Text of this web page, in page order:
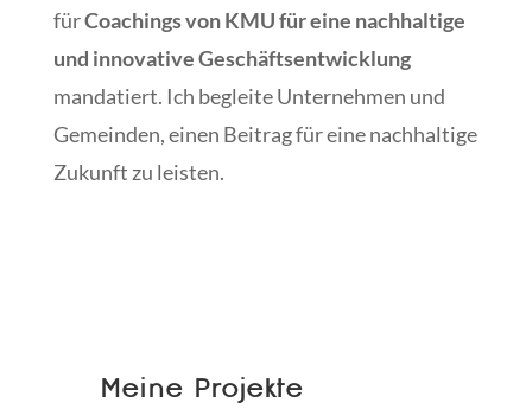
fürCoachings von KMU für eine nachhaltige
und innovative Geschäftsentwicklung
mandatiert. Ich begleite Unternehmen und
Gemeinden, einen Beitrag für eine nachhaltige
Zukunft zu leisten.
Meine Projekte